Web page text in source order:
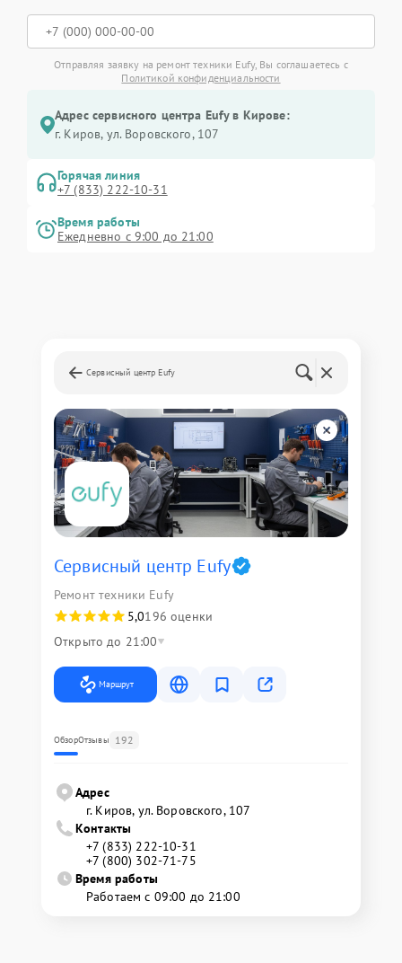
Отправляя заявку на ремонт техники Eufy, Вы соглашаетесь с
Политикой конфиденциальности
Адрес сервисного центра Eufy в Кирове:
г. Киров, ул. Воровского, 107
Горячая линия
+7 (833) 222-10-31
Время работы
Ежедневно с 9:00 до 21:00
Сервисный центр Eufy
Сервисный центр Eufy
Ремонт техники Eufy
5,0196 оценки
Открыто до 21:00
Маршрут
ОбзорОтзывы 192
Адрес
г. Киров, ул. Воровского, 107
Контакты
+7 (833) 222-10-31
+7 (800) 302-71-75
Время работы
Работаем с 09:00 до 21:00